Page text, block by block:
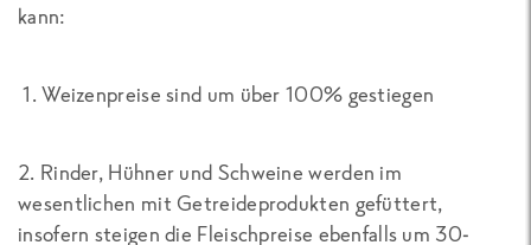
kann:
1. Weizenpreise sind um über 100% gestiegen
2. Rinder, Hühner und Schweine werden im
wesentlichen mit Getreideprodukten gefüttert,
insofern steigen die Fleischpreise ebenfalls um 30-